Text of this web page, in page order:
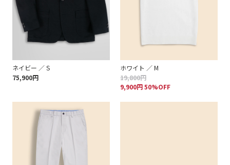
ネイビー ／ S
75,900円
ホワイト ／ M
19,800円
9,900円 50%OFF